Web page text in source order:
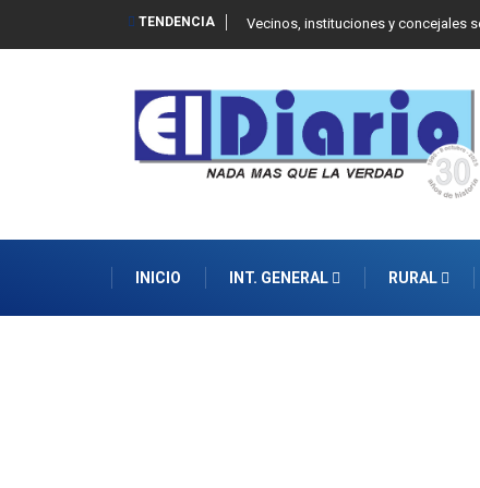
TENDENCIA Vecinos, instituciones y concejales
INICIO INT. GENERAL RURAL